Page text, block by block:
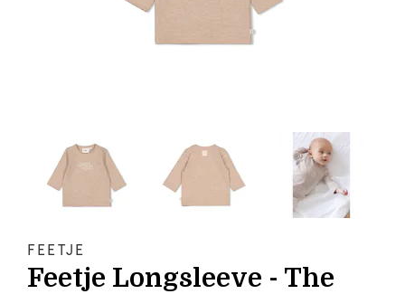
FEETJE
Feetje Longsleeve - The